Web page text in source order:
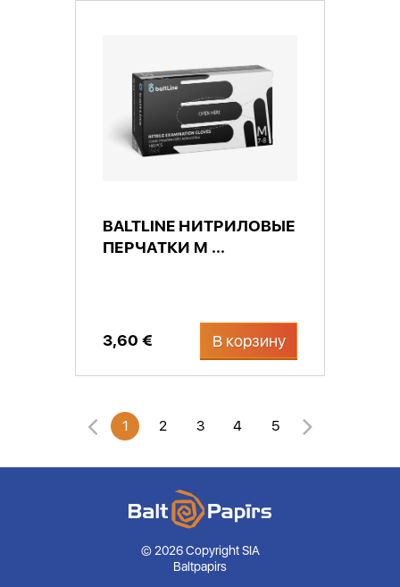
BALTLINE НИТРИЛОВЫЕ
ПЕРЧАТКИ M ...
3,60 € В корзину
1 2 3 4 5
© 2026 Copyright SIA
Baltpapirs